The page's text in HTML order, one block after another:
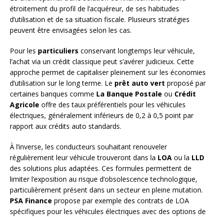
étroitement du profil de l’acquéreur, de ses habitudes
d’utilisation et de sa situation fiscale. Plusieurs stratégies
peuvent être envisagées selon les cas.
Pour les particuliers conservant longtemps leur véhicule,
l’achat via un crédit classique peut s’avérer judicieux. Cette
approche permet de capitaliser pleinement sur les économies
d’utilisation sur le long terme. Le prêt auto vert proposé par
certaines banques comme La Banque Postale ou Crédit
Agricole offre des taux préférentiels pour les véhicules
électriques, généralement inférieurs de 0,2 à 0,5 point par
rapport aux crédits auto standards.
À l’inverse, les conducteurs souhaitant renouveler
régulièrement leur véhicule trouveront dans la LOA ou la LLD
des solutions plus adaptées. Ces formules permettent de
limiter l’exposition au risque d’obsolescence technologique,
particulièrement présent dans un secteur en pleine mutation.
PSA Finance propose par exemple des contrats de LOA
spécifiques pour les véhicules électriques avec des options de